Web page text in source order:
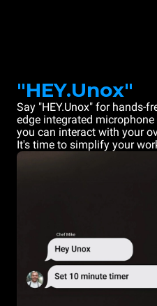
"HEY.Unox"
Say "HEY.Unox" for hands-
edge integrated
you can interact with your
It's time to simplify your